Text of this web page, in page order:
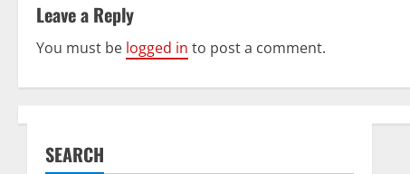
n
a
v
Leave a Reply
You must be logged in to post a comment.
SEARCH